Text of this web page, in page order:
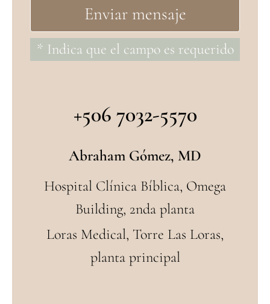
* Indica que el campo es requerido
+506 7032-5570
Abraham Gómez, MD
Hospital Clínica Bíblica, Omega
Building, 2nda planta
Loras Medical, Torre Las Loras,
planta principal